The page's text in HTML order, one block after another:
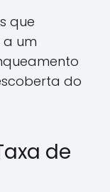
que
a um
do
de